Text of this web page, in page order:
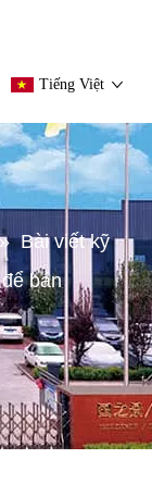
Tiếng Việt
» Bài viết kỹ
bán